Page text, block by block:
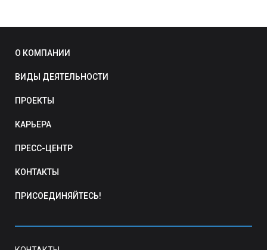
О КОМПАНИИ
ВИДЫ ДЕЯТЕЛЬНОСТИ
ПРОЕКТЫ
КАРЬЕРА
ПРЕСС-ЦЕНТР
КОНТАКТЫ
ПРИСОЕДИНЯЙТЕСЬ!